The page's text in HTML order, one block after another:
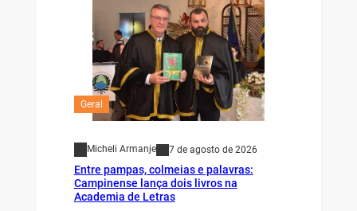
Geral
Micheli Armanje 7 de agosto de 2026
Entre pampas, colmeias e palavras:
Campinense lança dois livros na
Academia de Letras